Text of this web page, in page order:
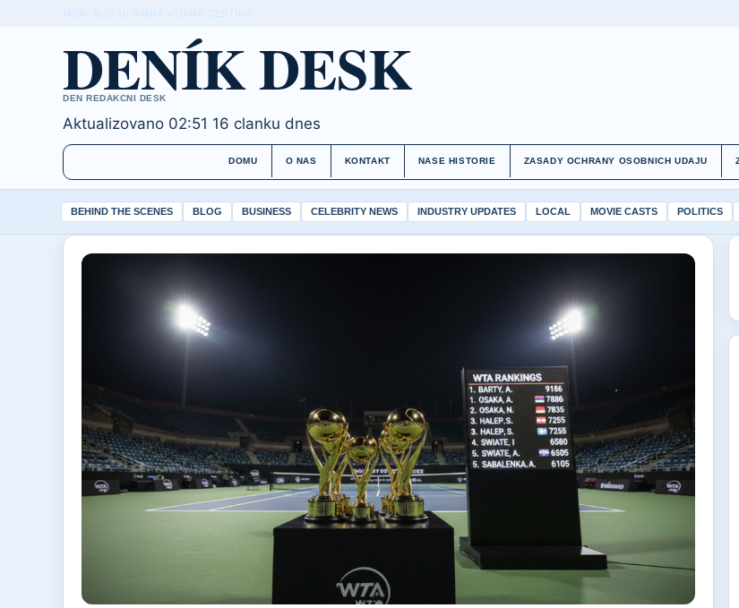
DENÍK DESK
DEN REDAKCNI DESK
Aktualizovano 02:51 16 clanku dnes
DOMU O NAS KONTAKT NASE HISTORIE ZASADY OCHRANY OSOBNICH UDAJU
BEHIND THE SCENES BLOG BUSINESS CELEBRITY NEWS INDUSTRY UPDATES LOCAL MOVIE CASTS POLITICS